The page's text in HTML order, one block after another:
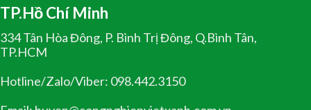
TP.Hồ Chí Minh
334 Tân Hòa Đông, P. Bình Trị Đông, Q.Bình Tân,
TP.HCM
Hotline/Zalo/Viber: 098.442.3150